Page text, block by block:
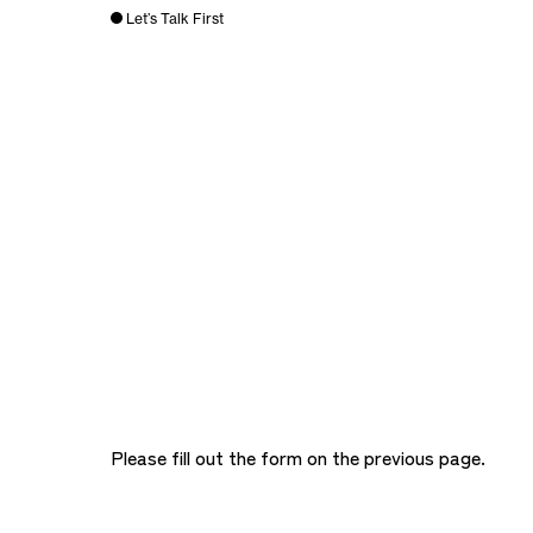
Let’s Talk First
Please fill out the form on the previous page.